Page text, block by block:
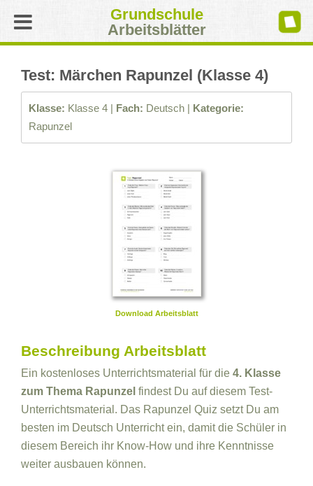
Grundschule
Arbeitsblätter
Test: Märchen Rapunzel (Klasse 4)
Klasse: Klasse 4 | Fach: Deutsch | Kategorie:
Rapunzel
Download Arbeitsblatt
Beschreibung Arbeitsblatt
Ein kostenloses Unterrichtsmaterial für die 4. Klasse
zum Thema Rapunzel findest Du auf diesem Test-
Unterrichtsmaterial. Das Rapunzel Quiz setzt Du am
besten im Deutsch Unterricht ein, damit die Schüler in
diesem Bereich ihr Know-How und ihre Kenntnisse
weiter ausbauen können.